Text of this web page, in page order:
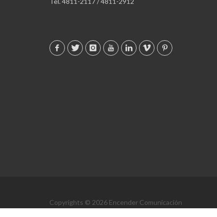
Copyrights © 2026 Encender Comunicación